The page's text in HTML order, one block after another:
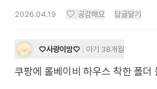
2026.04.19 공감해요 답글달기
♡사랑이맘♡ 아기 38개월
쿠팡에 롤베이비 하우스 착한 폴더